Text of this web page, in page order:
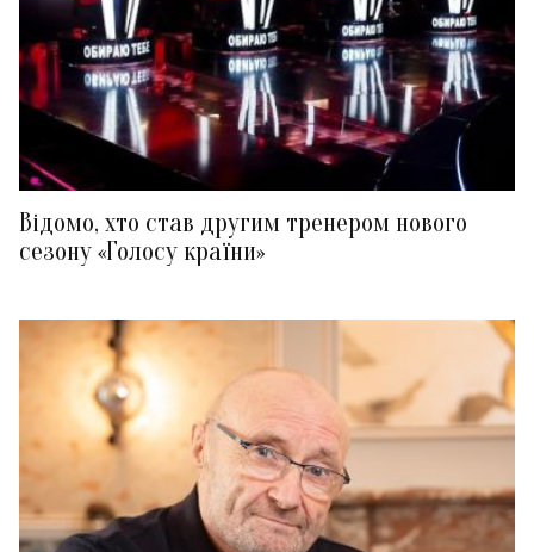
Відомо, хто став другим тренером нового
сезону «Голосу країни»